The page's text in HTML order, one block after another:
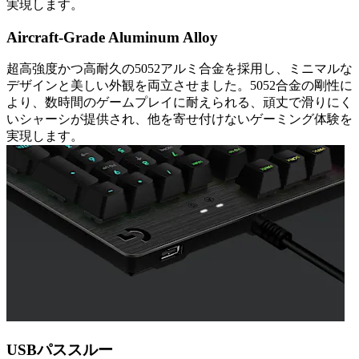
実現します。
Aircraft-Grade Aluminum Alloy
超高強度かつ高耐久の5052アルミ合金を採用し、ミニマルな
デザインと美しい外観を両立させました。5052合金の剛性に
より、数時間のゲームプレイに耐えられる、頑丈で滑りにく
いシャーシが提供され、他を寄せ付けないゲーミング体験を
実現します。
USBパススルー